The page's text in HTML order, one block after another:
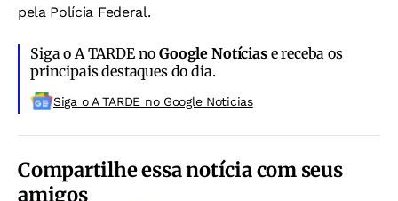
pela Polícia Federal.
Siga o A TARDE noGoogle Notíciase receba os
principais destaques do dia.
Siga o A TARDE no Google Noticias
Compartilhe essa notícia com seus
amigos